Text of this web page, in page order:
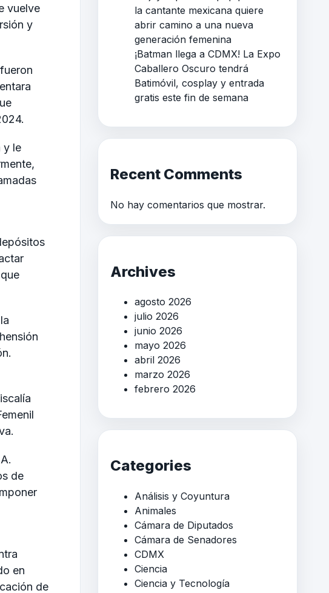
vuelve
y
y le
de
en
de
la cantante mexicana quiere
abrir camino a una nueva
generación femenina
¡Batman llega a CDMX! La Expo
Caballero Oscuro tendrá
Batimóvil, cosplay y entrada
gratis este fin de semana
Recent Comments
No hay comentarios que mostrar.
Archives
agosto 2026
julio 2026
junio 2026
mayo 2026
abril 2026
marzo 2026
febrero 2026
Categories
Análisis y Coyuntura
Animales
Cámara de Diputados
Cámara de Senadores
CDMX
Ciencia
Ciencia y Tecnología